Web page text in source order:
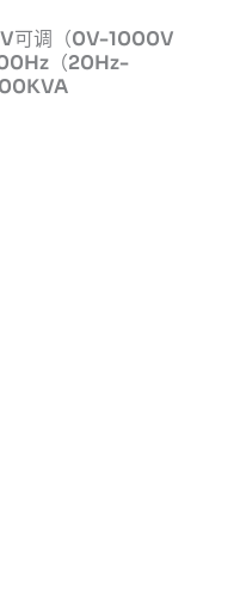
可调（0V-1000V
（20Hz-